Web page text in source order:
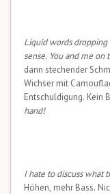
Liquid words
sense. You and me
dann stechender
Wichser mit
Entschuldigung. Kein
hand!
I hate to discuss what
Höhen, mehr Bass.